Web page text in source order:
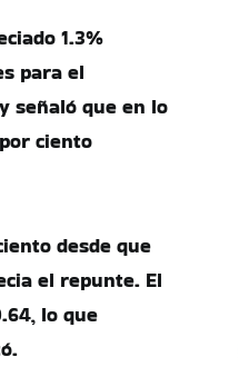
1.3%
para el
señaló que en lo
ciento
desde que
el repunte. El
lo que